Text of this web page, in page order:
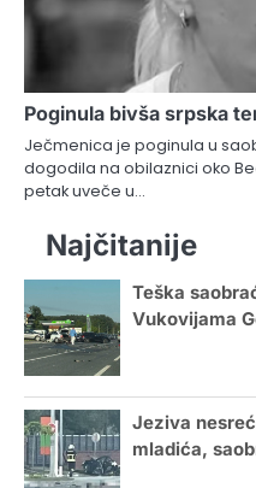
Poginula bivša srpska
Ječmenica je poginula u
dogodila na obilaznici oko
petak uveče u…
Najčitanije
Teška
Vukovijama
Jeziva
mladića,